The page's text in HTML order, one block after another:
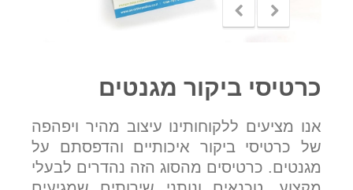
כרטיסי ביקור מגנטים
אנו מציעים ללקוחותינו עיצוב מהיר ויפהפה
של כרטיסי ביקור איכותיים והדפסתם על
מגנטים. כרטיסים מהסוג הזה נהדרים לבעלי